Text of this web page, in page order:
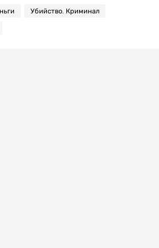
Убийство. Криминал